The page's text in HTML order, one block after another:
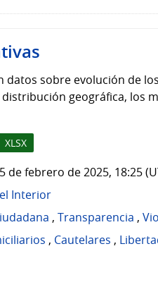
datos sobre evolución de
geográfica, los
XLSX
de febrero de 2025, 18:25
Interior
, Transparencia ,
, Cautelares ,